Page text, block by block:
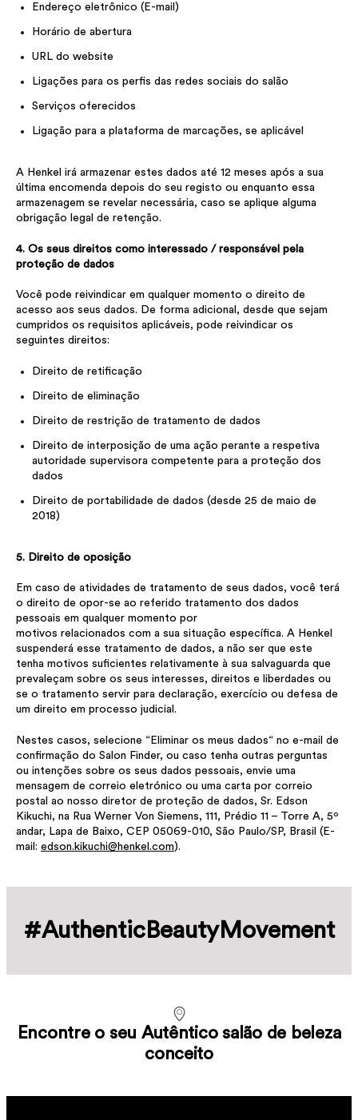
Endereço eletrônico (E-mail)
Horário de abertura
URL do website
Ligações para os perfis das redes sociais do salão
Serviços oferecidos
Ligação para a plataforma de marcações, se aplicável
A Henkel irá armazenar estes dados até 12 meses após a sua
última encomenda depois do seu registo ou enquanto essa
armazenagem se revelar necessária, caso se aplique alguma
obrigação legal de retenção.
4. Os seus direitos como interessado / responsável pela
proteção de dados
Você pode reivindicar em qualquer momento o direito de
acesso aos seus dados. De forma adicional, desde que sejam
cumpridos os requisitos aplicáveis, pode reivindicar os
seguintes direitos:
Direito de retificação
Direito de eliminação
Direito de restrição de tratamento de dados
Direito de interposição de uma ação perante a respetiva
autoridade supervisora competente para a proteção dos
dados
Direito de portabilidade de dados (desde 25 de maio de
2018)
5. Direito de oposição
Em caso de atividades de tratamento de seus dados, você terá
o direito de opor-se ao referido tratamento dos dados
pessoais em qualquer momento por
motivos relacionados com a sua situação específica. A Henkel
suspenderá esse tratamento de dados, a não ser que este
tenha motivos suficientes relativamente à sua salvaguarda que
prevaleçam sobre os seus interesses, direitos e liberdades ou
se o tratamento servir para declaração, exercício ou defesa de
um direito em processo judicial.
Nestes casos, selecione “Eliminar os meus dados“ no e-mail de
confirmação do Salon Finder, ou caso tenha outras perguntas
ou intenções sobre os seus dados pessoais, envie uma
mensagem de correio eletrónico ou uma carta por correio
postal ao nosso diretor de proteção de dados, Sr. Edson
Kikuchi, na Rua Werner Von Siemens, 111, Prédio 11 – Torre A, 5º
andar, Lapa de Baixo, CEP 05069-010, São Paulo/SP, Brasil (E-
mail: edson.kikuchi@henkel.com).
#Authentic­Beauty­Movement
Encontre o seu Autêntico salão de beleza
conceito